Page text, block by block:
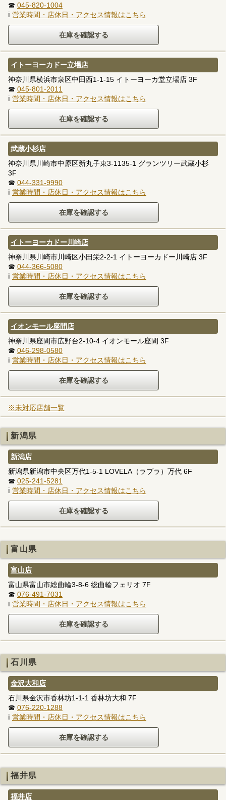
☎ 045-820-1004
ℹ 営業時間・店休日・アクセス情報はこちら
イトーヨーカドー立場店
神奈川県横浜市泉区中田西1-1-15 イトーヨーカ堂立場店 3F
☎ 045-801-2011
ℹ 営業時間・店休日・アクセス情報はこちら
武蔵小杉店
神奈川県川崎市中原区新丸子東3-1135-1 グランツリー武蔵小杉
3F
☎ 044-331-9990
ℹ 営業時間・店休日・アクセス情報はこちら
イトーヨーカドー川崎店
神奈川県川崎市川崎区小田栄2-2-1 イトーヨーカドー川崎店 3F
☎ 044-366-5080
ℹ 営業時間・店休日・アクセス情報はこちら
イオンモール座間店
神奈川県座間市広野台2-10-4 イオンモール座間 3F
☎ 046-298-0580
ℹ 営業時間・店休日・アクセス情報はこちら
※未対応店舗一覧
新潟県
新潟店
新潟県新潟市中央区万代1-5-1 LOVELA（ラブラ）万代 6F
☎ 025-241-5281
ℹ 営業時間・店休日・アクセス情報はこちら
富山県
富山店
富山県富山市総曲輪3-8-6 総曲輪フェリオ 7F
☎ 076-491-7031
ℹ 営業時間・店休日・アクセス情報はこちら
石川県
金沢大和店
石川県金沢市香林坊1-1-1 香林坊大和 7F
☎ 076-220-1288
ℹ 営業時間・店休日・アクセス情報はこちら
福井県
福井店